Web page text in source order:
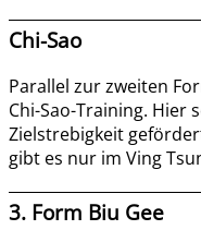
Chi-Sao
Parallel zur zweiten
Chi-Sao-Training. Hier
Zielstrebigkeit
gibt es nur im Ving
3. Form Biu Gee